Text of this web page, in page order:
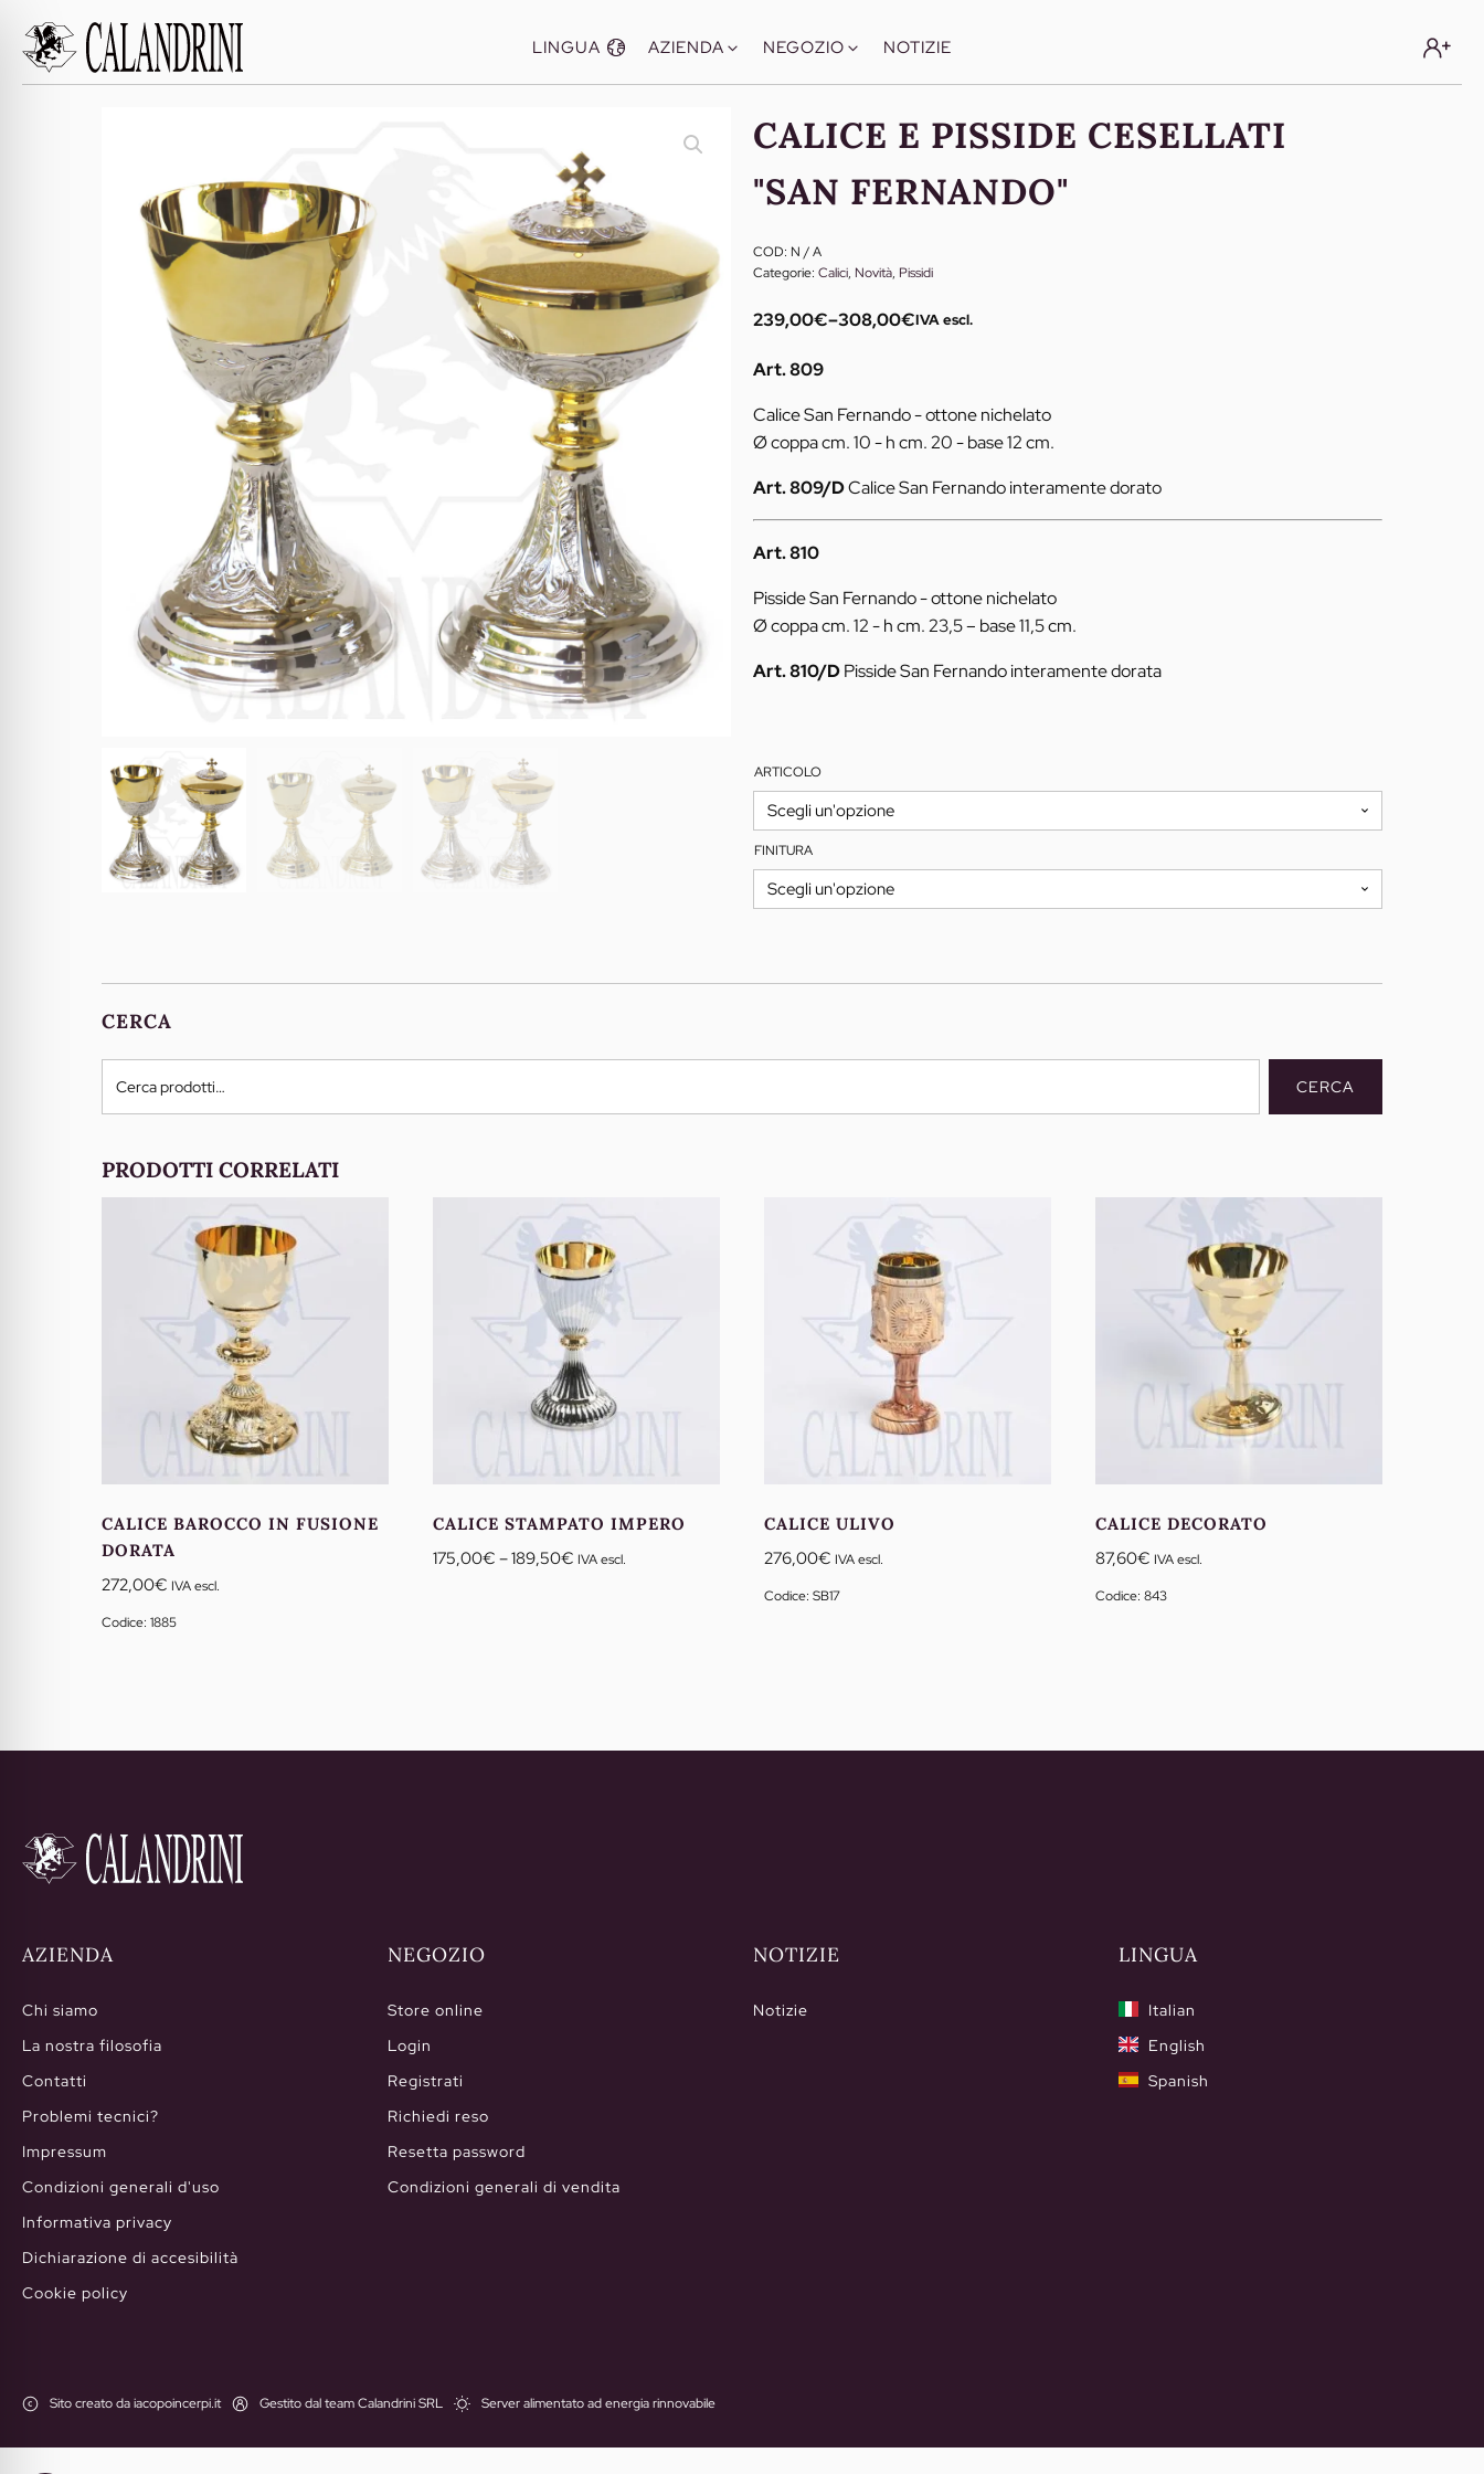
LINGUA AZIENDA NEGOZIO NOTIZIE
CALICE E PISSIDE CESELLATI
"SAN FERNANDO"
COD: N / A
Categorie: Calici, Novità, Pissidi
239,00€–308,00€
Fascia
di
da
239,00€
308,00€
IVA escl.
Art. 809
Calice San Fernando - ottone nichelato
Ø coppa cm. 10 - h cm. 20 - base 12 cm.
Art. 809/DCalice San Fernando interamente dorato
Art. 810
Pisside San Fernando - ottone nichelato
Ø coppa cm. 12 - h cm. 23,5 – base 11,5 cm.
Art. 810/DPisside San Fernando interamente dorata
ARTICOLO
FINITURA
CERCA
Cerca: CERCA
PRODOTTI CORRELATI
CALICE BAROCCO IN FUSIONE
DORATA
272,00€ IVA escl.
Codice: 1885
CALICE STAMPATO IMPERO
175,00€ –189,50€ Fascia
IVA escl.
CALICE ULIVO
276,00€ IVA escl.
Codice: SB17
CALICE DECORATO
87,60€ IVA escl.
Codice: 843
AZIENDA
Chi siamo
La nostra filosofia
Contatti
Problemi tecnici?
Impressum
Condizioni generali d'uso
Informativa privacy
Dichiarazione di accesibilità
Cookie policy
NEGOZIO
Store online
Login
Registrati
Richiedi reso
Resetta password
Condizioni generali di vendita
NOTIZIE
Notizie
LINGUA
Italian
English
Spanish
Sito creato da iacopoincerpi.it Gestito dal team Calandrini SRL Server alimentato ad energia rinnovabile